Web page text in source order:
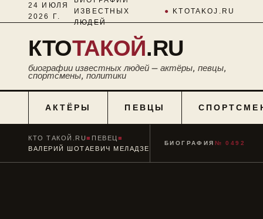
24 ИЮЛЯ
2026 Г.
ИЗВЕСТНЫХ
ЛЮДЕЙ
● KTOTAKOJ.RU
КТОТАКОЙ.RU
биографии известных людей — актёры, певцы,
спортсмены, политики
АКТЁРЫ ПЕВЦЫ
КТО ТАКОЙ.RU■ ПЕВЕЦ ■
ВАЛЕРИЙ ШОТАЕВИЧ МЕЛАДЗЕ
БИОГРАФИЯ № 0492